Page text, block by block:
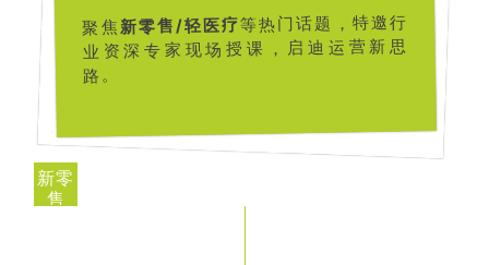
聚焦新零售/轻医疗等热门话题，特邀行
业资深专家现场授课，启迪运营新思
路。
新零
售